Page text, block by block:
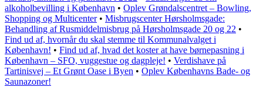
alkoholbevilling i København • Oplev Grøndalscentret – Bowling,
Shopping og Multicenter• Misbrugscenter Hørsholmsgade:
Behandling af Rusmiddelmisbrug på Hørsholmsgade 20 og 22 •
Find ud af, hvornår du skal stemme til Kommunalvalget i
København! • Find ud af, hvad det koster at have børnepasning i
København – SFO, vuggestue og dagpleje! • Verdishave på
Tartinisvej – Et Grønt Oase i Byen • Oplev Københavns Bade- og
Saunazoner!